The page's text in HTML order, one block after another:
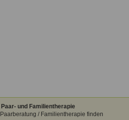
und Familientherapie
/ Familientherapie finden